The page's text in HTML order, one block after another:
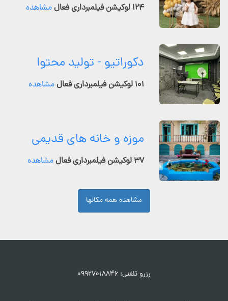
۱۲۴ لوکیشن فیلمبرداری فعال مشاهده
دکوراتیو - تولید محتوا
۱۰۱ لوکیشن فیلمبرداری فعال مشاهده
موزه و خانه های قدیمی
۳۷ لوکیشن فیلمبرداری فعال مشاهده
مشاهده همه مکانها
رزرو تلفنی: ۰۹۹۲۷۰۱۸۸۴۶